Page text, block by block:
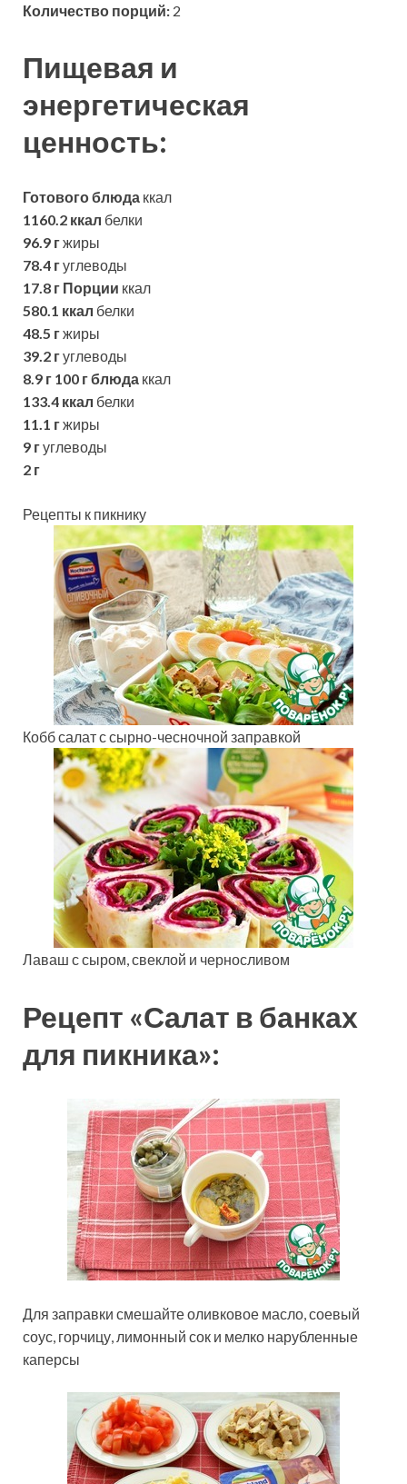
Количество порций: 2
Пищевая и
энергетическая
ценность:
Готового блюда ккал
1160.2 ккал белки
96.9 гжиры
78.4 гуглеводы
17.8 г Порции ккал
580.1 ккал белки
48.5 гжиры
39.2 гуглеводы
8.9 г 100 г блюда ккал
133.4 ккал белки
11.1 гжиры
9 гуглеводы
2 г
Рецепты к пикнику
Кобб салат с сырно-чесночной заправкой
Лаваш с сыром, свеклой и черносливом
Рецепт «Салат в банках
для пикника»:
Для заправки смешайте оливковое масло, соевый
соус, горчицу, лимонный сок и мелко нарубленные
каперсы